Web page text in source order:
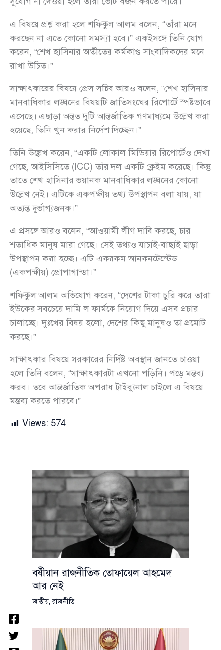
এ বিষয়ে প্রশ্ন করা হলে শফিকুল আলম বলেন, “তাঁরা মনে
করছেন না এতে কোনো সমস্যা হবে।” একইসঙ্গে তিনি যোগ
করেন, “শেখ হাসিনার অতীতের কর্মকাণ্ড সাংবাদিকদের মনে
রাখা উচিত।”
সাক্ষাৎকারের বিষয়ে প্রেস সচিব আরও বলেন, “শেখ হাসিনার
মানবাধিকার লঙ্ঘনের বিষয়টি জাতিসংঘের রিপোর্টে স্পষ্টভাবে
এসেছে। এছাড়া অন্তত দুটি আন্তর্জাতিক গণমাধ্যমে উল্লেখ করা
হয়েছে, তিনি খুন করার নির্দেশ দিচ্ছেন।”
তিনি উল্লেখ করেন, “একটি লোকাল মিডিয়ার রিপোর্টেও দেখা
গেছে, আইসিসিতে (ICC) তাঁর দল একটি ক্লেইম করেছে। কিন্তু
তাতে শেখ হাসিনার ভয়ানক মানবাধিকার লঙ্ঘনের কোনো
উল্লেখ নেই। এটিকে একপক্ষীয় তথ্য উপস্থাপন বলা যায়, যা
অত্যন্ত দুর্ভাগ্যজনক।”
এ প্রসঙ্গে আরও বলেন, “আওয়ামী লীগ দাবি করছে, চার
শতাধিক মানুষ মারা গেছে। সেই তথ্যও যাচাই-বাছাই ছাড়া
উপস্থাপন করা হচ্ছে। এটি একরকম আনকনটেস্টেড
(একপক্ষীয়) প্রোপাগান্ডা।”
শফিকুল আলম অভিযোগ করেন, “দেশের টাকা চুরি করে তারা
ইউকের সবচেয়ে দামি ল ফার্মকে নিয়োগ দিয়ে এসব প্রচার
চালাচ্ছে। দুঃখের বিষয় হলো, দেশের কিছু মানুষও তা প্রমোট
করছে।”
সাক্ষাৎকার বিষয়ে সরকারের নির্দিষ্ট অবস্থান জানতে চাওয়া
হলে তিনি বলেন, “সাক্ষাৎকারটা এখনো পড়িনি। পড়ে মন্তব্য
করব। তবে আন্তর্জাতিক অপরাধ ট্রাইব্যুনাল চাইলে এ বিষয়ে
মন্তব্য করতে পারবে।”
Views: 574
বর্ষীয়ান রাজনীতিক তোফায়েল আহমেদ
আর নেই
জাতীয়,রাজনীতি